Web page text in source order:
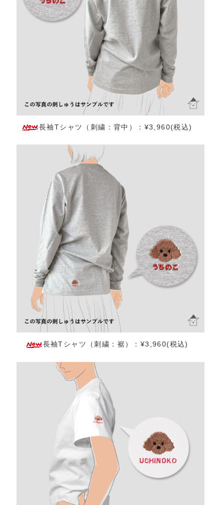
長袖Tシャツ（刺繍：背中）：¥3,960(税込)
長袖Tシャツ（刺繍：裾）：¥3,960(税込)